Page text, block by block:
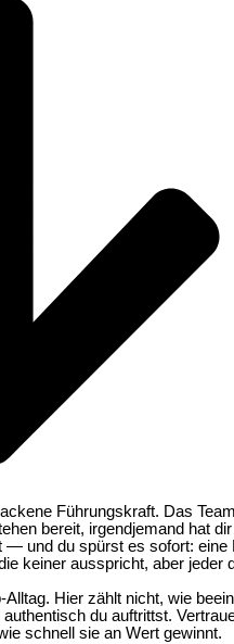
Führungskraft. Das
bereit, irgendjemand hat
— und du spürst es sofort: eine
keiner ausspricht, aber jeder
Hier zählt nicht, wie
du auftrittst.
schnell sie an Wert gewinnt.